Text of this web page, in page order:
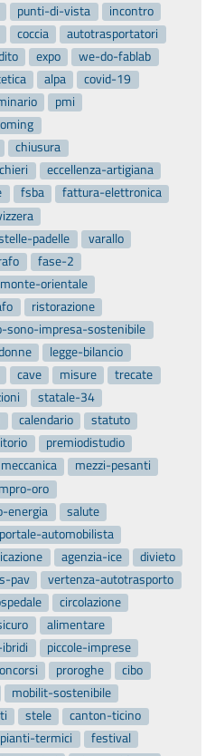
punti-di-vista
incontro
coccia
autotrasportatori
expo
we-do-fablab
alpa
covid-19
pmi
chiusura
eccellenza-artigiana
fsba
fattura-elettronica
padelle
varallo
fase-2
orientale
ristorazione
sono-impresa-sostenibile
legge-bilancio
cave misure
trecate
statale-34
calendario
statuto
premiodistudio
meccanica
mezzi-pesanti
oro
energia
salute
portale-automobilista
agenzia-ice
divieto
pav
vertenza-autotrasporto
circolazione
alimentare
piccole-imprese
proroghe
cibo
mobilit-sostenibile
stele
canton-ticino
termici
festival